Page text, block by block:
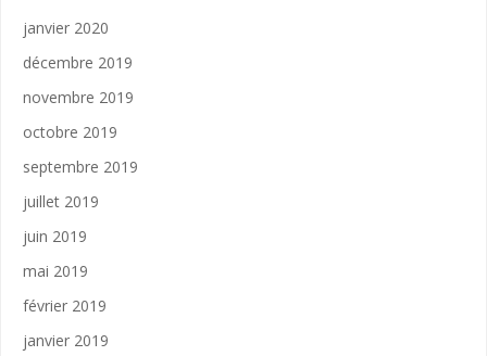
janvier 2020
décembre 2019
novembre 2019
octobre 2019
septembre 2019
juillet 2019
juin 2019
mai 2019
février 2019
janvier 2019